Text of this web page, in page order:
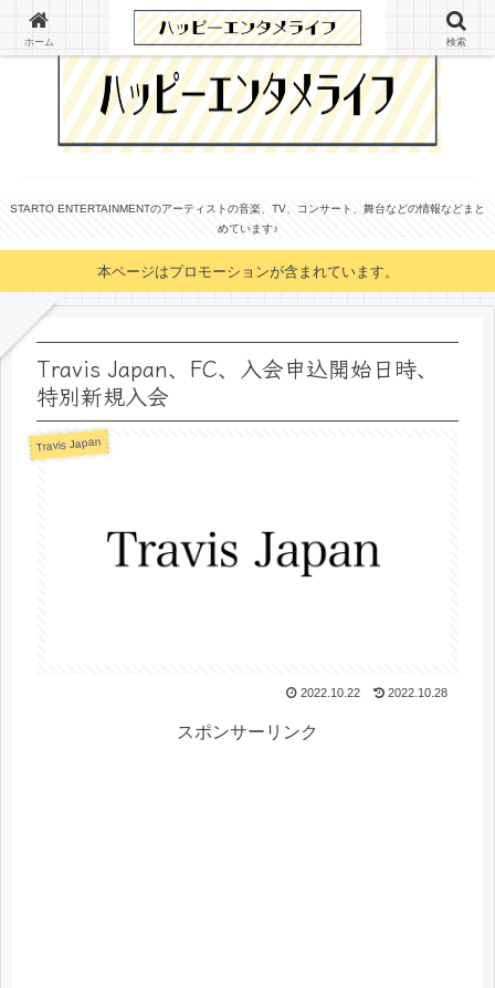
STARTO ENTERTAINMENTのアーティストの音楽、TV、コンサート、舞台などの情報などまと
めています♪
本ページはプロモーションが含まれています。
Travis Japan、FC、入会申込開始日時、
特別新規入会
Travis Japan
2022.10.22 2022.10.28
スポンサーリンク
ホーム 検索